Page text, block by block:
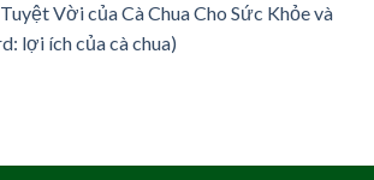
Vời của Cà Chua Cho Sức Khỏe và
lợi ích của cà chua)